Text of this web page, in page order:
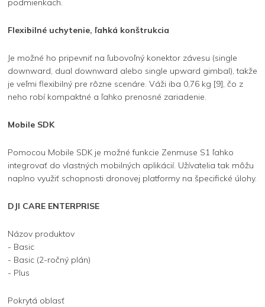
Flexibilné uchytenie, ľahká konštrukcia
Je možné ho pripevniť na ľubovoľný konektor závesu (single
downward, dual downward alebo single upward gimbal), takže
je veľmi flexibilný pre rôzne scenáre. Váži iba 0,76 kg [9], čo z
neho robí kompaktné a ľahko prenosné zariadenie.
Mobile SDK
Pomocou Mobile SDK je možné funkcie Zenmuse S1 ľahko
integrovať do vlastných mobilných aplikácií. Užívatelia tak môžu
naplno využiť schopnosti dronovej platformy na špecifické úlohy.
DJI CARE ENTERPRISE
Názov produktov
- Basic
- Basic (2-ročný plán)
- Plus
Pokrytá oblasť